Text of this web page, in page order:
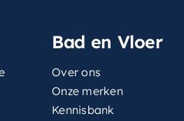
Bad en Vloer
Over ons
Onze merken
Kennisbank